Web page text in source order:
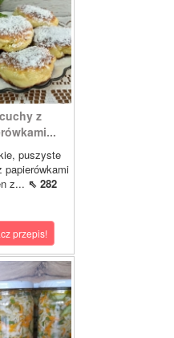
z
puszyste
papierówkami
z... ⇖ 282
przepis!